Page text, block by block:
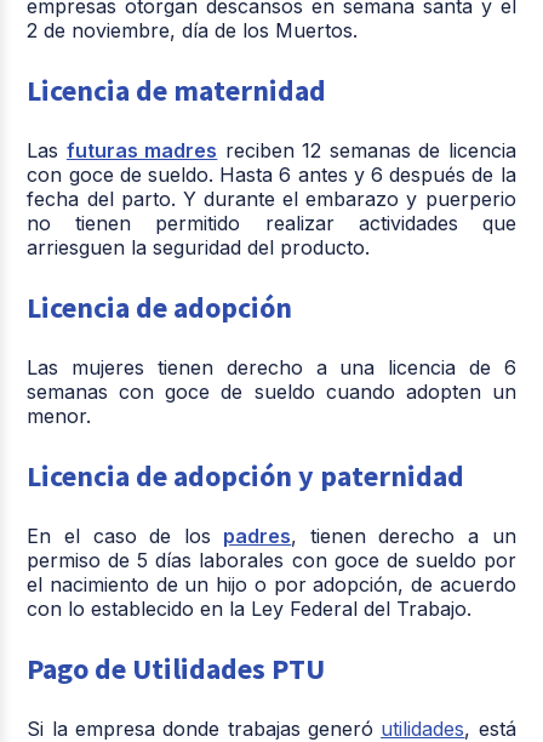
empresas otorgan descansos en semana santa y el
2 de noviembre, día de los Muertos.
Licencia de maternidad
Las futuras madres reciben 12 semanas de licencia
con goce de sueldo. Hasta 6 antes y 6 después de la
fecha del parto. Y durante el embarazo y puerperio
no tienen permitido realizar actividades que
arriesguen la seguridad del producto.
Licencia de adopción
Las mujeres tienen derecho a una licencia de 6
semanas con goce de sueldo cuando adopten un
menor.
Licencia de adopción y paternidad
En el caso de los padres, tienen derecho a un
permiso de 5 días laborales con goce de sueldo por
el nacimiento de un hijo o por adopción, de acuerdo
con lo establecido en la Ley Federal del Trabajo.
Pago de Utilidades PTU
Si la empresa donde trabajas generó utilidades, está